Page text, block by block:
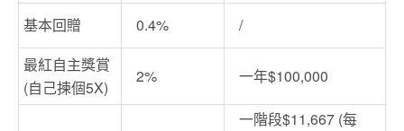
基本回贈 0.4%
/
最紅自主獎賞
(自己揀個5X)
2% 一年$100,000
一階段$11,667 (每